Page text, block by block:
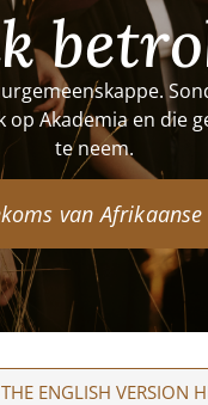
Akademia en
te neem.
van
ENGLISH VERSION